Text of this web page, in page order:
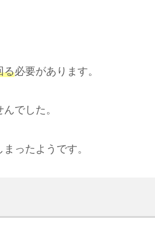
る必要があります。
でした。
ったようです。